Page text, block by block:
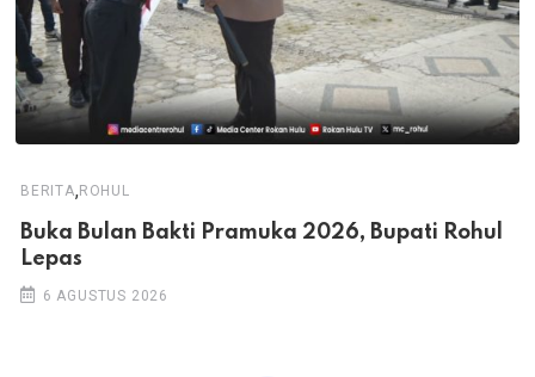
BERITA,ROHUL
Buka Bulan Bakti Pramuka 2026, Bupati Rohul
Lepas
6 AGUSTUS 2026